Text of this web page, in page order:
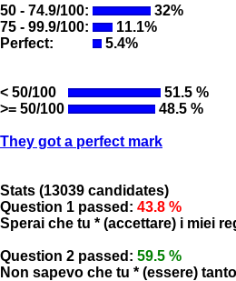
50 - 74.9/100:
32%
75 - 99.9/100:
11.1%
Perfect:
5.4%
< 50/100
51.5 %
>= 50/100
48.5 %
They got a perfect mark
Stats (13039 candidates)
Question 1 passed: 43.8 %
Sperai che tu * (accettare) i miei
Question 2 passed: 59.5 %
Non sapevo che tu * (essere)